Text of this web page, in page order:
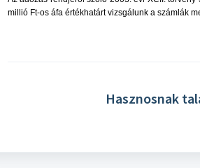
millió Ft-os áfa értékhatárt vizsgálunk a számlák
Hasznosnak